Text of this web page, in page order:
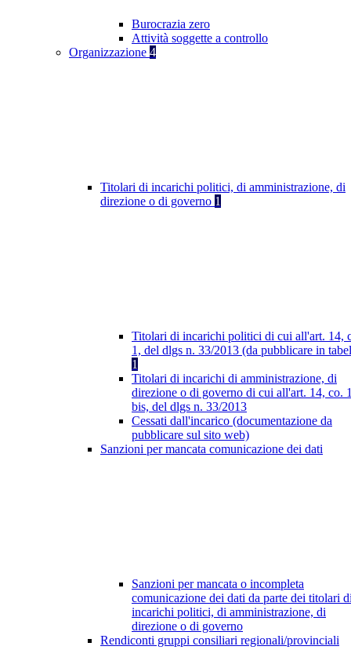
Burocrazia zero
Attività soggette a controllo
Organizzazione 4
Titolari di incarichi politici, di amministrazione, di
direzione o di governo 1
Titolari di incarichi politici di cui all'art. 14,
1, del dlgs n. 33/2013 (da pubblicare in
1
Titolari di incarichi di amministrazione, di
direzione o di governo di cui all'art. 14, co.
bis, del dlgs n. 33/2013
Cessati dall'incarico (documentazione da
pubblicare sul sito web)
Sanzioni per mancata comunicazione dei dati
Sanzioni per mancata o incompleta
comunicazione dei dati da parte dei titolari
incarichi politici, di amministrazione, di
direzione o di governo
Rendiconti gruppi consiliari regionali/provinciali